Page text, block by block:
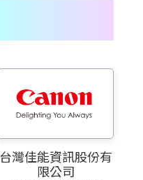
台灣佳能資訊股份有
限公司